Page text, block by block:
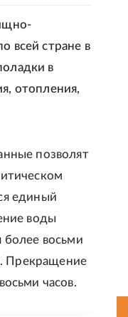
всей стране в
в
отопления,
позволят
единый
воды
более восьми
Прекращение
часов.